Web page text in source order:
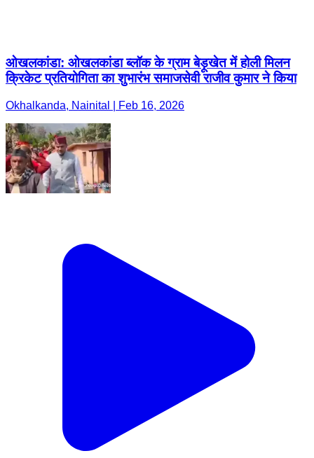
ओखलकांडा: ओखलकांडा ब्लॉक के ग्राम बेड़ूखेत में होली मिलन
क्रिकेट प्रतियोगिता का शुभारंभ समाजसेवी राजीव कुमार ने किया
Okhalkanda, Nainital | Feb 16, 2026